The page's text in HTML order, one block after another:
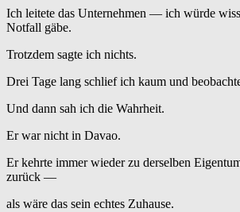
Ich leitete das Unternehmen — ich würde
Notfall gäbe.
Trotzdem sagte ich nichts.
Drei Tage lang schlief ich kaum und
Und dann sah ich die Wahrheit.
Er war nicht in Davao.
Er kehrte immer wieder zu derselben
zurück —
als wäre das sein echtes Zuhause.